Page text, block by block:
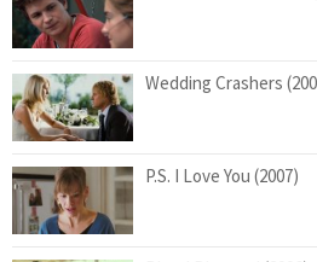
Wedding Crashers
P.S. I Love You (2007)